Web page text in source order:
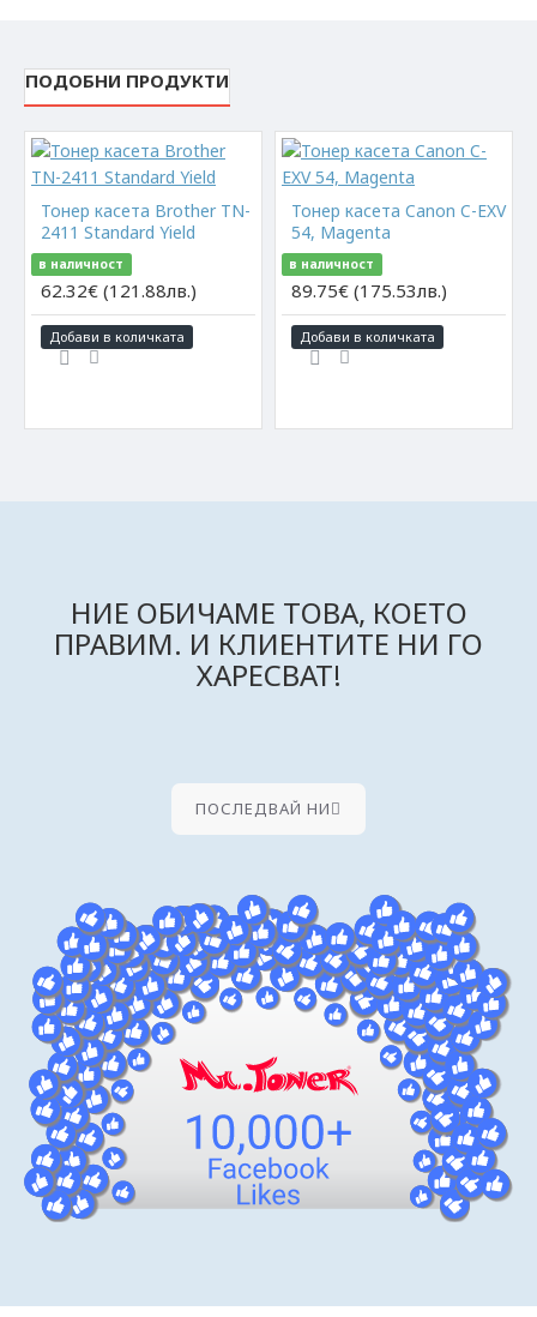
ПОДОБНИ ПРОДУКТИ
Тонер касета Brother TN-
2411 Standard Yield
в наличност
62.32€ (121.88лв.)
Добави в количката
Тонер касета Canon C-EXV
54, Magenta
в наличност
89.75€ (175.53лв.)
Добави в количката
НИЕ ОБИЧАМЕ ТОВА, КОЕТО
ПРАВИМ. И КЛИЕНТИТЕ НИ ГО
ХАРЕСВАТ!
ПОСЛЕДВАЙ НИ